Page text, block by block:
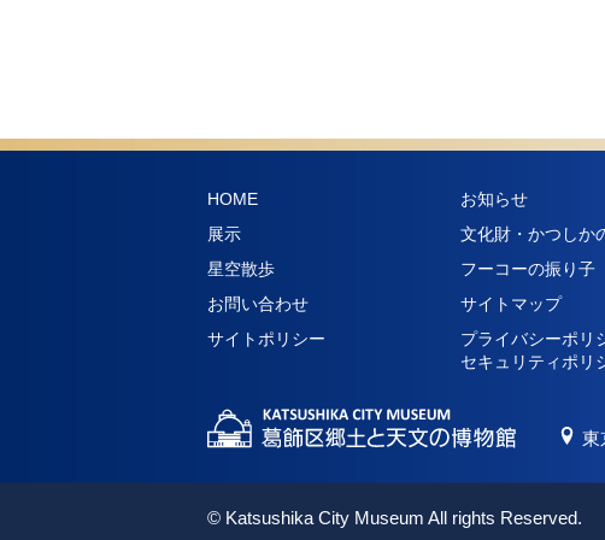
HOME お知らせ
展示
文化財・かつしか
星空散歩
フーコーの振り子
お問い合わせ
サイトマップ
サイトポリシー
プライバシーポリ
セキュリティポリ
東
© Katsushika City Museum All rights Reserved.